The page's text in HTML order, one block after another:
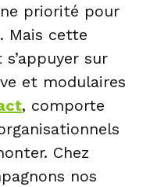
priorité pour
Mais cette
sur
et modulaires
, comporte
Chez
nos